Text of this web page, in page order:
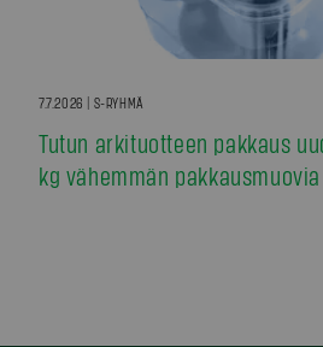
7.7.2026 | S-RYHMÄ
Tutun arkituotteen pakkaus
kg vähemmän pakkausmuovia